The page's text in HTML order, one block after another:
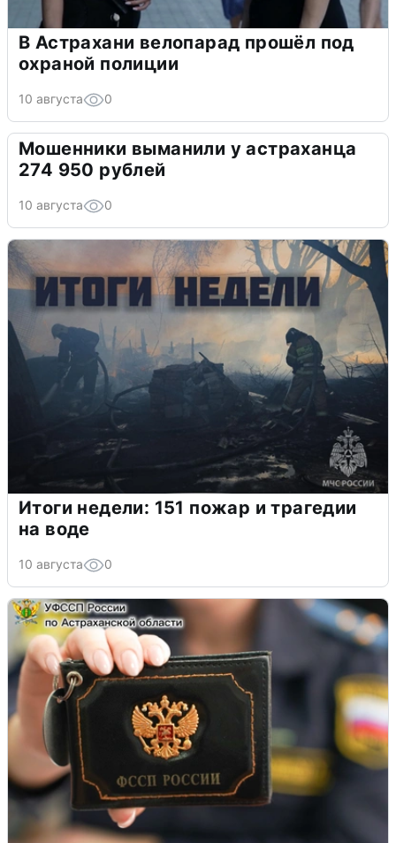
В Астрахани велопарад прошёл под
охраной полиции
10 августа 0
Мошенники выманили у астраханца
274 950 рублей
10 августа 0
Итоги недели: 151 пожар и трагедии
на воде
10 августа 0